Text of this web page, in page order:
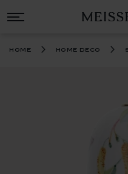
home home deco